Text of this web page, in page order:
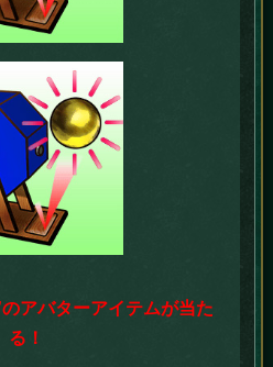
アバターアイテムが当た
る！